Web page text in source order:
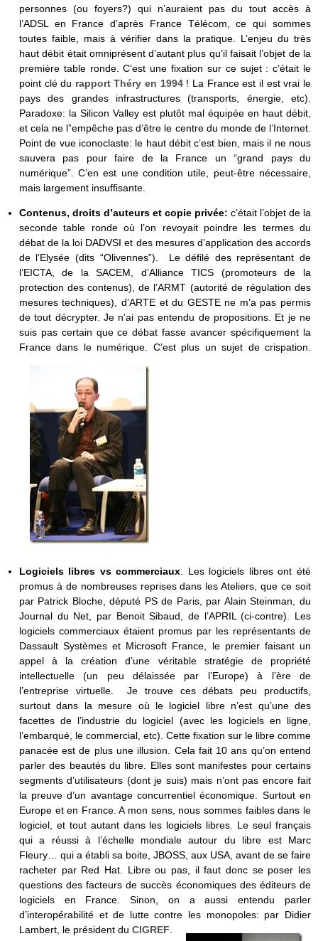
personnes (ou foyers?) qui n’auraient pas du tout accès à
l’ADSL en France d’après France Télécom, ce qui sommes
toutes faible, mais à vérifier dans la pratique. L’enjeu du très
haut débit était omniprésent d’autant plus qu’il faisait l’objet de la
première table ronde. C’est une fixation sur ce sujet : c’était le
point clé du rapport Théry en 1994! La France est il est vrai le
pays des grandes infrastructures (transports, énergie, etc).
Paradoxe: la Silicon Valley est plutôt mal équipée en haut débit,
et cela ne l”empêche pas d’être le centre du monde de l’Internet.
Point de vue iconoclaste: le haut débit c’est bien, mais il ne nous
sauvera pas pour faire de la France un “grand pays du
numérique”. C’en est une condition utile, peut-être nécessaire,
mais largement insuffisante.
Contenus, droits d’auteurs et copie privée: c’était l’objet de la
seconde table ronde où l’on revoyait poindre les termes du
débat de la loi DADVSI et des mesures d’application des accords
de l’Elysée (dits “Olivennes”). Le défilé des représentant de
l’EICTA, de la SACEM, d’Alliance TICS (promoteurs de la
protection des contenus), de l’ARMT (autorité de régulation des
mesures techniques), d’ARTE et du GESTE ne m’a pas permis
de tout décrypter. Je n’ai pas entendu de propositions. Et je ne
suis pas certain que ce débat fasse avancer spécifiquement la
France dans le numérique. C’est plus un sujet de crispation.
Logiciels libres vs commerciaux . Les logiciels libres ont été
promus à de nombreuses reprises dans les Ateliers, que ce soit
par Patrick Bloche, député PS de Paris, par Alain Steinman, du
Journal du Net, par Benoit Sibaud, de l’APRIL (ci-contre). Les
logiciels commerciaux étaient promus par les représentants de
Dassault Systèmes et Microsoft France, le premier faisant un
appel à la création d’une véritable stratégie de propriété
intellectuelle (un peu délaissée par l’Europe) à l’ère de
l’entreprise virtuelle. Je trouve ces débats peu productifs,
surtout dans la mesure où le logiciel libre n’est qu’une des
facettes de l’industrie du logiciel (avec les logiciels en ligne,
l’embarqué, le commercial, etc). Cette fixation sur le libre comme
panacée est de plus une illusion. Cela fait 10 ans qu’on entend
parler des beautés du libre. Elles sont manifestes pour certains
segments d’utilisateurs (dont je suis) mais n’ont pas encore fait
la preuve d’un avantage concurrentiel économique. Surtout en
Europe et en France. A mon sens, nous sommes faibles dans le
logiciel, et tout autant dans les logiciels libres. Le seul français
qui a réussi à l’échelle mondiale autour du libre est Marc
Fleury… qui a établi sa boite, JBOSS, aux USA, avant de se faire
racheter par Red Hat. Libre ou pas, il faut donc se poser les
questions des facteurs de succès économiques des éditeurs de
logiciels en France. Sinon, on a aussi entendu parler
d’interopérabilité et de lutte contre les monopoles: par Didier
Lambert, le président du CIGREF